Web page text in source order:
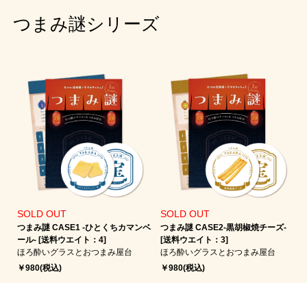
つまみ謎シリーズ
SOLD OUT
つまみ謎 CASE1 -ひとくちカマンベ
ール- [送料ウエイト：4]
ほろ酔いグラスとおつまみ屋台
￥980(税込)
SOLD OUT
つまみ謎 CASE2-黒胡椒焼チーズ-
[送料ウエイト：3]
ほろ酔いグラスとおつまみ屋台
￥980(税込)